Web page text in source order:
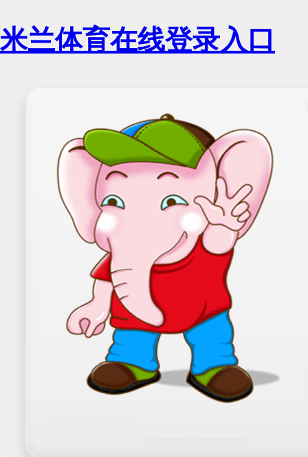
米兰体育在线登录入口